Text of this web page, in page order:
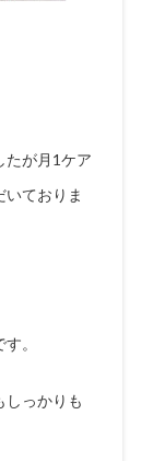
たが月 1ケア
ておりま
。
しっかりも